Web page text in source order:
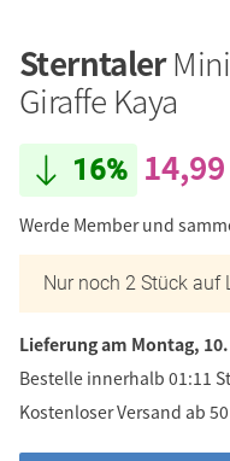
Sterntaler
Giraffe Kaya
16%
Werde Member und
Nur noch 2 Stück auf
Lieferung am Montag,
Bestelle innerhalb 01:11
Kostenloser Versand ab